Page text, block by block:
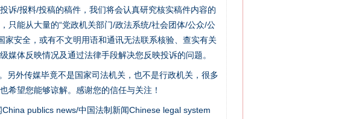
诉/报料/投稿的稿件，我们将会认真研究核实稿件内容的
只能从大量的“党政机关部门/政法系统/社会团体/公众/公
安全，或有不文明用语和通讯无法联系核验、查实有关
体反映情况及通过法律手段解决您反映投诉的问题。
另外传媒毕竟不是国家司法机关，也不是行政机关，很多
希望您能够谅解。感谢您的信任与关注！
publics news/中国法制新闻Chinese legal system
习近平的“航天情”